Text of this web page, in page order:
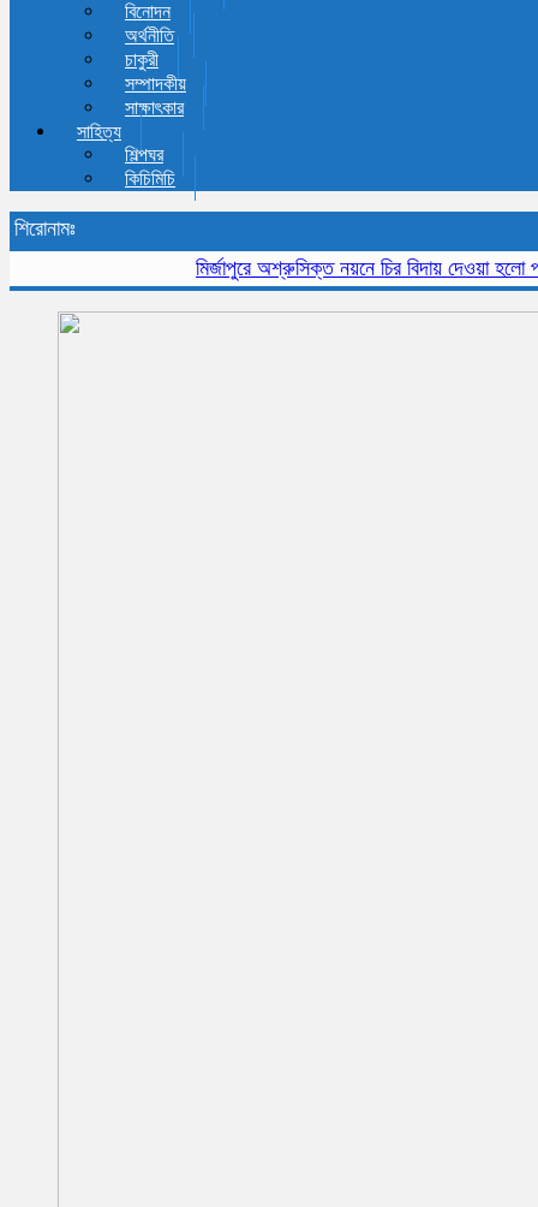
বিনোদন
অর্থনীতি
চাকুরী
সম্পাদকীয়
সাক্ষাৎকার
সাহিত্য
শিল্পঘর
কিচিমিচি
শিরোনামঃ
মির্জাপুরে অশ্রুসিক্ত নয়নে চির বিদায় দেওয়া হলো প্রবীন